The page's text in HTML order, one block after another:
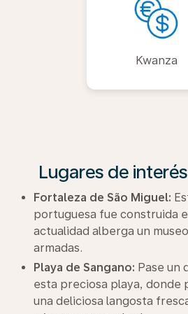
Kwanza
Lugares de
Fortaleza de São Miguel:
portuguesa fue construida
actualidad alberga un
armadas.
Playa de Sangano: Pase un
esta preciosa playa, donde
una deliciosa langosta